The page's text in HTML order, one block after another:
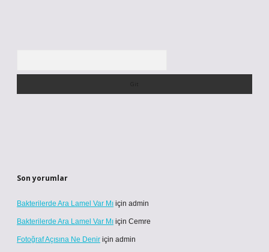
Son yorumlar
Bakterilerde Ara Lamel Var Mı için admin
Bakterilerde Ara Lamel Var Mı için Cemre
Fotoğraf Açısına Ne Denir için admin